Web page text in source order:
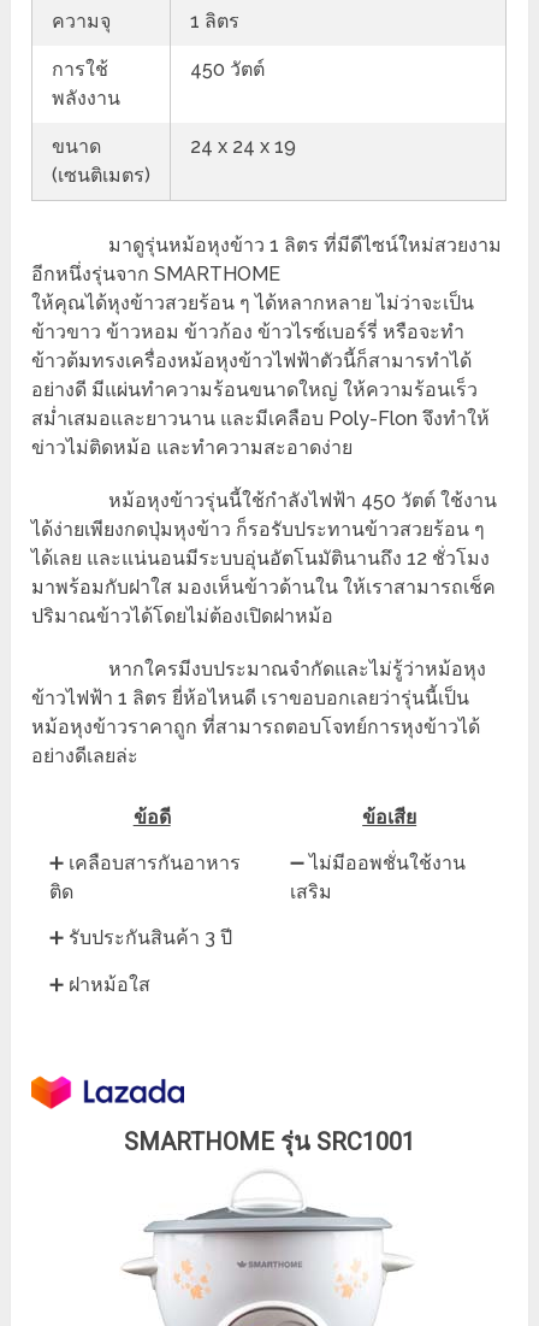
ความจุ 1 ลิตร
การใช้
พลังงาน
450 วัตต์
ขนาด
(เซนติเมตร)
24 x 24 x 19
มาดูรุ่นหม้อหุงข้าว 1 ลิตร ที่มีดีไซน์ใหม่สวยงาม
อีกหนึ่งรุ่นจาก SMARTHOME
ให้คุณได้หุงข้าวสวยร้อน ๆ ได้หลากหลาย ไม่ว่าจะเป็น
ข้าวขาว ข้าวหอม ข้าวก้อง ข้าวไรซ์เบอร์รี่ หรือจะทำ
ข้าวต้มทรงเครื่องหม้อหุงข้าวไฟฟ้าตัวนี้ก็สามารทำได้
อย่างดี มีแผ่นทำความร้อนขนาดใหญ่ ให้ความร้อนเร็ว
สม่ำเสมอและยาวนาน และมีเคลือบ Poly-Flon จึงทำให้
ข่าวไม่ติดหม้อ และทำความสะอาดง่าย
หม้อหุงข้าวรุ่นนี้ใช้กำลังไฟฟ้า 450 วัตต์ ใช้งาน
ได้ง่ายเพียงกดปุ่มหุงข้าว ก็รอรับประทานข้าวสวยร้อน ๆ
ได้เลย และแน่นอนมีระบบอุ่นอัตโนมัตินานถึง 12 ชั่วโมง
มาพร้อมกับฝาใส มองเห็นข้าวด้านใน ให้เราสามารถเช็ค
ปริมาณข้าวได้โดยไม่ต้องเปิดฝาหม้อ
หากใครมีงบประมาณจำกัดและไม่รู้ว่าหม้อหุง
ข้าวไฟฟ้า 1 ลิตร ยี่ห้อไหนดี เราขอบอกเลยว่ารุ่นนี้เป็น
หม้อหุงข้าวราคาถูก ที่สามารถตอบโจทย์การหุงข้าวได้
อย่างดีเลยล่ะ
ข้อดี
ข้อเสีย
➕ เคลือบสารกันอาหาร
ติด
➖ ไม่มีออพชั่นใช้งาน
เสริม
➕ รับประกันสินค้า 3 ปี
➕ ฝาหม้อใส
SMARTHOME รุ่น SRC1001